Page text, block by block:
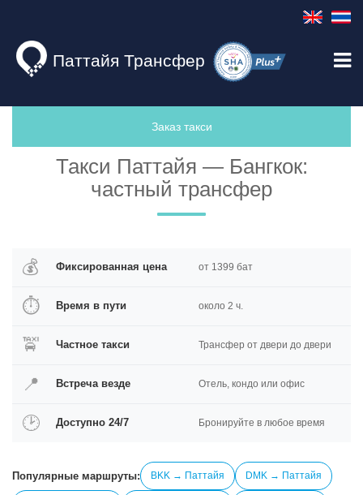
Паттайя Трансфер
Заказ такси
Такси Паттайя — Бангкок:
частный трансфер
💰 Фиксированная цена от 1399 бат
⏱ Время в пути около 2 ч.
🚖 Частное такси Трансфер от двери до двери
📍 Встреча везде Отель, кондо или офис
🕑 Доступно 24/7 Бронируйте в любое время
Популярные маршруты: BKK → Паттайя DMK → Паттайя